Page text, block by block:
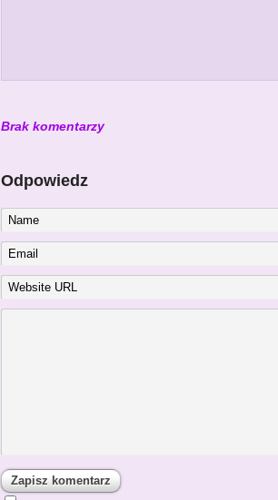
Brak komentarzy
Odpowiedz